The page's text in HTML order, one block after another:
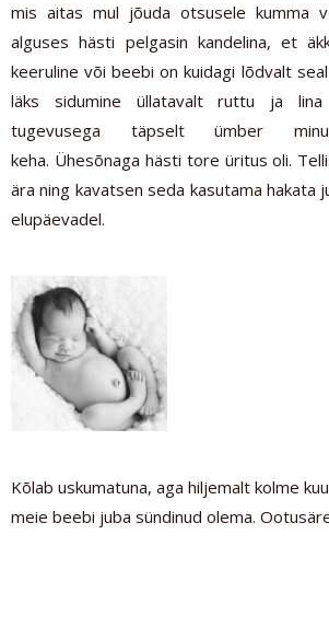
mis aitas mul jõuda otsusele kumma
alguses hästi pelgasin kandelina, et
keeruline või beebi on kuidagi lõdvalt
läks sidumine üllatavalt ruttu ja
tugevusega täpselt ümber
keha. Ühesõnaga hästi tore üritus oli.
ära ning kavatsen seda kasutama hakata
elupäevadel.
Kõlab uskumatuna, aga hiljemalt kolme
meie beebi juba sündinud olema.